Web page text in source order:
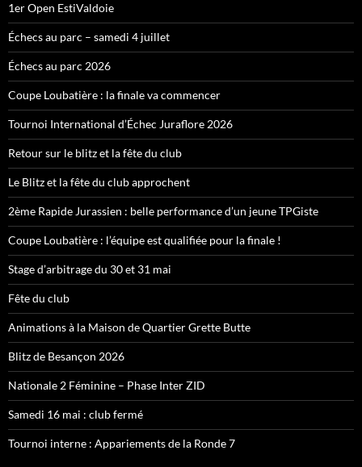
1er Open EstiValdoie
Échecs au parc – samedi 4 juillet
Échecs au parc 2026
Coupe Loubatière : la finale va commencer
Tournoi International d’Échec Juraflore 2026
Retour sur le blitz et la fête du club
Le Blitz et la fête du club approchent
2ème Rapide Jurassien : belle performance d’un jeune TPGiste
Coupe Loubatière : l’équipe est qualifiée pour la finale !
Stage d’arbitrage du 30 et 31 mai
Fête du club
Animations à la Maison de Quartier Grette Butte
Blitz de Besançon 2026
Nationale 2 Féminine – Phase Inter ZID
Samedi 16 mai : club fermé
Tournoi interne : Appariements de la Ronde 7